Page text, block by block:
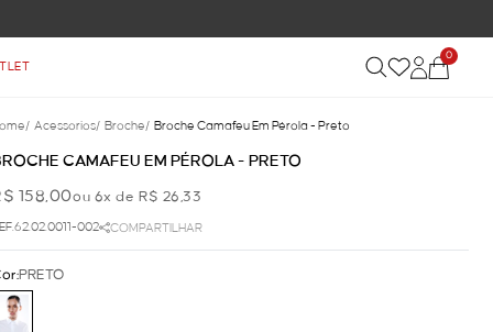
0
/ Acessorios/ Broche/ Broche Camafeu Em Pérola - Preto
CAMAFEU EM PÉROLA - PRETO
158,00ou 6x de R$ 26,33
002 COMPARTILHAR
PRETO